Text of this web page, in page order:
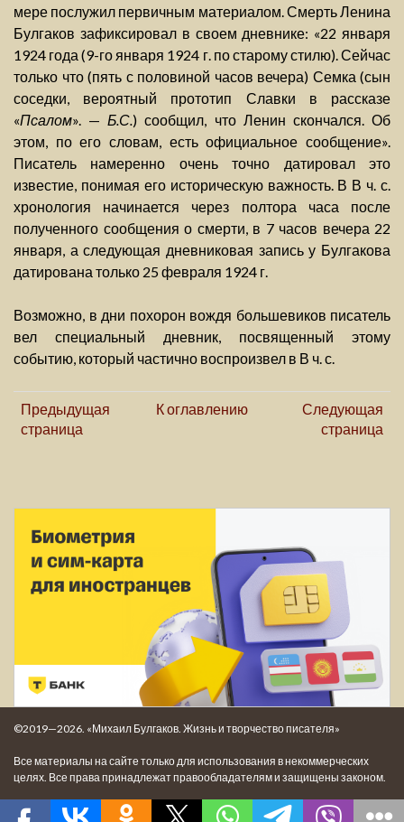
мере послужил первичным материалом. Смерть Ленина
Булгаков зафиксировал в своем дневнике: «22 января
1924 года (9-го января 1924 г. по старому стилю). Сейчас
только что (пять с половиной часов вечера) Семка (сын
соседки, вероятный прототип Славки в рассказе
«Псалом». —Б.С.) сообщил, что Ленин скончался. Об
этом, по его словам, есть официальное сообщение».
Писатель намеренно очень точно датировал это
известие, понимая его историческую важность. В В ч. с.
хронология начинается через полтора часа после
полученного сообщения о смерти, в 7 часов вечера 22
января, а следующая дневниковая запись у Булгакова
датирована только 25 февраля 1924 г.
Возможно, в дни похорон вождя большевиков писатель
вел специальный дневник, посвященный этому
событию, который частично воспроизвел в В ч. с.
Предыдущая
страница
К оглавлению
Следующая
страница
©2019—2026. «Михаил Булгаков. Жизнь и творчество писателя»
Все материалы на сайте только для использования в некоммерческих
целях. Все права принадлежат правообладателям и защищены законом.